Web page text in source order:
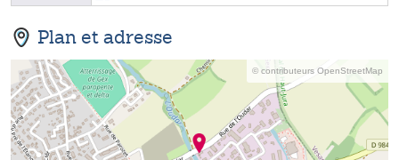
Plan et adresse
© contributeurs OpenStreetMap